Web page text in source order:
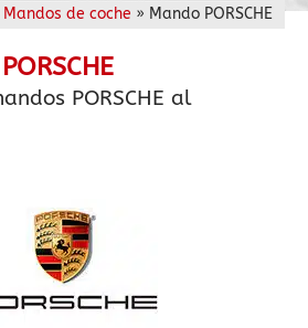
Centros
Contacto
900 802 604
Mandos de coche » Mando PORSCHE
PORSCHE al